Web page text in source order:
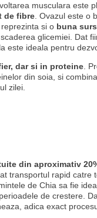
musculara este
de fibre. Ovazul este o
si o buna
glicemiei. Dat
este ideala pentru
dar si in proteine.
din soia, si
zilei.
din aproximativ
transportul rapid catre
de Chia sa fie
de crestere.
adica exact